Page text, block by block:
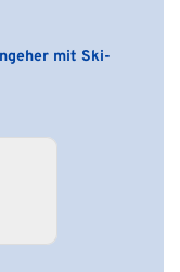
mit Ski-